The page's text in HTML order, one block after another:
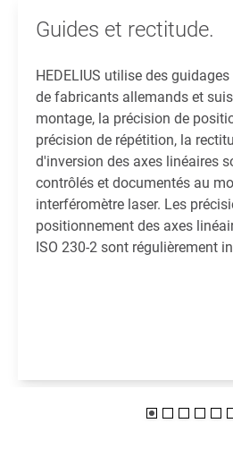
Guides et rectitude.
HEDELIUS utilise des
de fabricants allemands et
montage, la précision de
précision de répétition, la
d'inversion des axes linéaires
contrôlés et documentés au
interféromètre laser. Les
positionnement des axes
ISO 230-2 sont régulièrement